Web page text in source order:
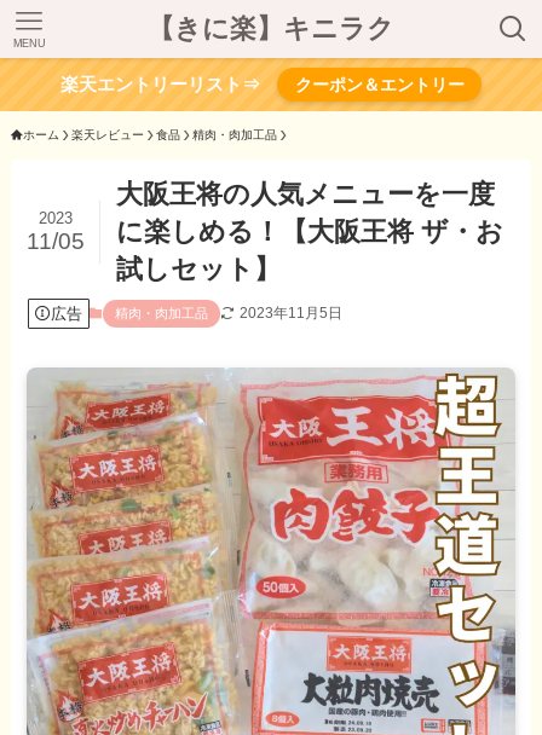
【きに楽】キニラク
MENU
楽天エントリーリスト⇒ クーポン＆エントリー
ホーム 楽天レビュー 食品 精肉・肉加工品
大阪王将の人気メニューを一度
に楽しめる！【大阪王将 ザ・お
試しセット】
2023
11/05
広告 精肉・肉加工品 2023年11月5日